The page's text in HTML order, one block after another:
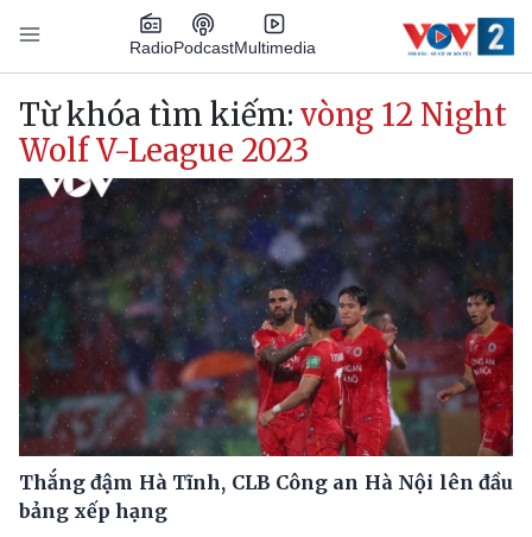
Nhảy đến nội dung
RadioPodcastMultimedia
Main navigation
Từ khóa tìm kiếm: vòng 12 Night
Wolf V-League 2023
Thắng đậm Hà Tĩnh, CLB Công an Hà Nội lên đầu
bảng xếp hạng